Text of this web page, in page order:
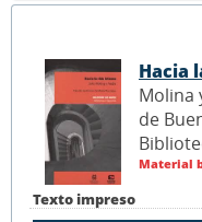
Texto impreso
Hacia
Molina
de
Material